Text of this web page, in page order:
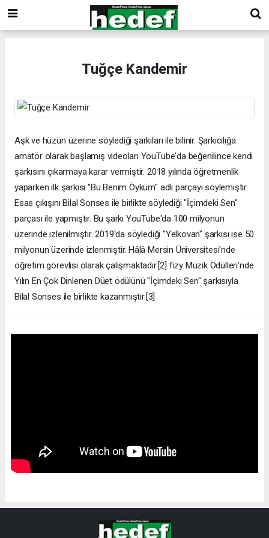
Tuğçe Kandemir
Aşk ve hüzün üzerine söylediği şarkıları ile bilinir. Şarkıcılığa
amatör olarak başlamış videoları YouTube'da beğenilince kendi
şarkısını çıkarmaya karar vermiştir. 2018 yılında öğretmenlik
yaparken ilk şarkısı "Bu Benim Öyküm" adlı parçayı söylemiştir.
Esas çıkışını Bilal Sonses ile birlikte söylediği "İçimdeki Sen"
parçası ile yapmıştır. Bu şarkı YouTube'da 100 milyonun
üzerinde izlenilmiştir. 2019'da söylediği "Yelkovan" şarkısı ise 50
milyonun üzerinde izlenmiştir. Hâlâ Mersin Üniversitesi'nde
öğretim görevlisi olarak çalışmaktadır.[2] fizy Müzik Ödülleri'nde
Yılın En Çok Dinlenen Düet ödülünü "İçimdeki Sen" şarkısıyla
Bilal Sonses ile birlikte kazanmıştır.[3]